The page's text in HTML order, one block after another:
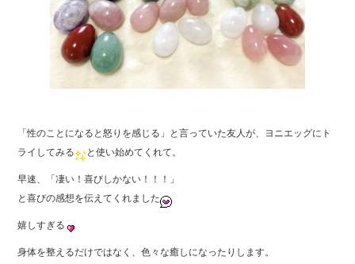
「性のことになると怒りを感じる」と言っていた友人が、ヨニエッグにト
ライしてみる
と使い始めてくれて。
早速、「凄い！喜びしかない！！！」
と喜びの感想を伝えてくれました
嬉しすぎる
身体を整えるだけではなく、色々な癒しになったりします。